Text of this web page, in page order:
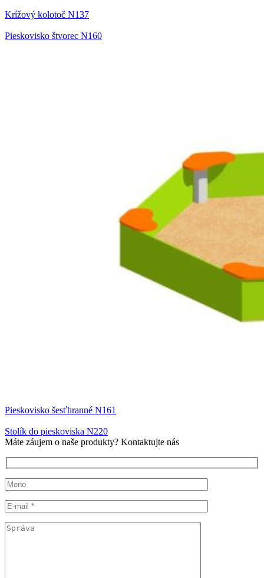
Krížový kolotoč N137
Pieskovisko štvorec N160
Pieskovisko šesťhranné N161
Stolík do pieskoviska N220
Máte záujem o naše produkty? Kontaktujte nás